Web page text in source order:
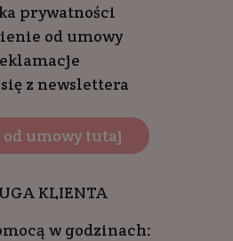
prywatności
od umowy
z newslettera
od umowy tutaj
KLIENTA
w godzinach: